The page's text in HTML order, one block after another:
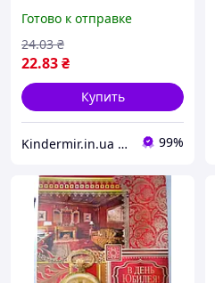
Готово к отправке
22.83₴
24.03 ₴
Купить
Kindermir.in.ua интернет-магазин 99%